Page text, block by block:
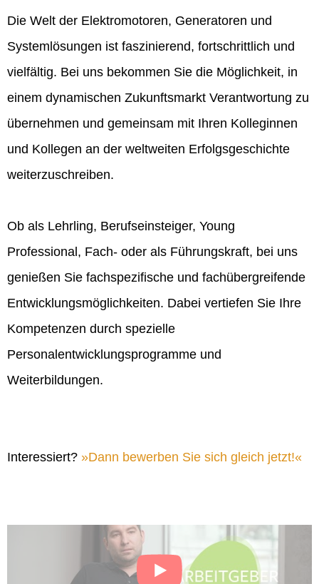
Die Welt der Elektromotoren, Generatoren und
Systemlösungen ist faszinierend, fortschrittlich und
vielfältig. Bei uns bekommen Sie die Möglichkeit, in
einem dynamischen Zukunftsmarkt Verantwortung zu
übernehmen und gemeinsam mit Ihren Kolleginnen
und Kollegen an der weltweiten Erfolgsgeschichte
weiterzuschreiben.
Ob als Lehrling, Berufseinsteiger, Young
Professional, Fach- oder als Führungskraft, bei uns
genießen Sie fachspezifische und fachübergreifende
Entwicklungsmöglichkeiten. Dabei vertiefen Sie Ihre
Kompetenzen durch spezielle
Personalentwicklungsprogramme und
Weiterbildungen.
Interessiert? Dann bewerben Sie sich gleich jetzt!